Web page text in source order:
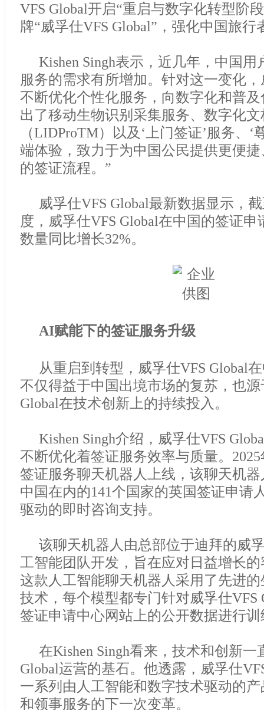
VFS Global开启“重启与数字化转型阶
牌“威孚仕VFS Global”，强化中国旅行
Kishen Singh表示，近几年，中国
服务的需求有所增加。针对这一变化，
不断优化个性化服务，向数字化和普
出了移动生物识别采集服务、数字化
（LIDProTM）以及‘上门签证’服务、‘
端体验，致力于为中国公民提供更便
的签证流程。”
威孚仕VFS Global最新数据显示，
度，威孚仕VFS Global在中国的签证
数量同比增长32%。
AI赋能下的签证服务升级
从重启到转型，威孚仕VFS Global
不仅得益于中国出境市场的复苏，也源
Global在技术创新上的持续投入。
Kishen Singh介绍，威孚仕VFS
不断优化着签证服务效率与质量。
签证服务聊天机器人上线，该聊天机
中国在内的141个国家的英国签证申请
驱动的即时咨询支持。
该聊天机器人由总部位于迪拜的威
工智能团队开发，旨在应对日益增长
这款人工智能聊天机器人采用了先进
技术，每个模型都专门针对威孚仕VFS
签证申请中心网站上的公开数据进行训
在Kishen Singh看来，技术和创新一
Global运营的基石。他透露，威孚仕
一系列由人工智能和数字技术驱动的
和领事服务的下一次变革。